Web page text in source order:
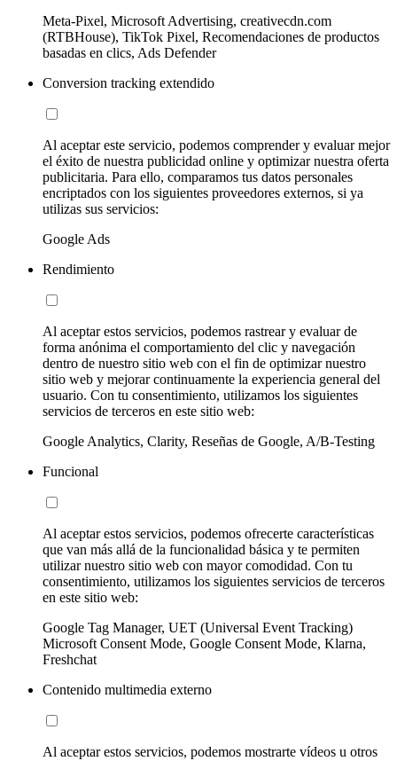
Meta-Pixel, Microsoft Advertising, creativecdn.com
(RTBHouse), TikTok Pixel, Recomendaciones de productos
basadas en clics, Ads Defender
Conversion tracking extendido
Al aceptar este servicio, podemos comprender y evaluar mejor
el éxito de nuestra publicidad online y optimizar nuestra oferta
publicitaria. Para ello, comparamos tus datos personales
encriptados con los siguientes proveedores externos, si ya
utilizas sus servicios:
Google Ads
Rendimiento
Al aceptar estos servicios, podemos rastrear y evaluar de
forma anónima el comportamiento del clic y navegación
dentro de nuestro sitio web con el fin de optimizar nuestro
sitio web y mejorar continuamente la experiencia general del
usuario. Con tu consentimiento, utilizamos los siguientes
servicios de terceros en este sitio web:
Google Analytics, Clarity, Reseñas de Google, A/B-Testing
Funcional
Al aceptar estos servicios, podemos ofrecerte características
que van más allá de la funcionalidad básica y te permiten
utilizar nuestro sitio web con mayor comodidad. Con tu
consentimiento, utilizamos los siguientes servicios de terceros
en este sitio web:
Google Tag Manager, UET (Universal Event Tracking)
Microsoft Consent Mode, Google Consent Mode, Klarna,
Freshchat
Contenido multimedia externo
Al aceptar estos servicios, podemos mostrarte vídeos u otros